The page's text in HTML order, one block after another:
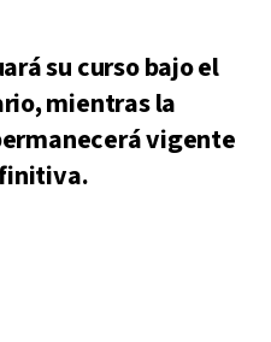
su curso bajo el
mientras la
vigente